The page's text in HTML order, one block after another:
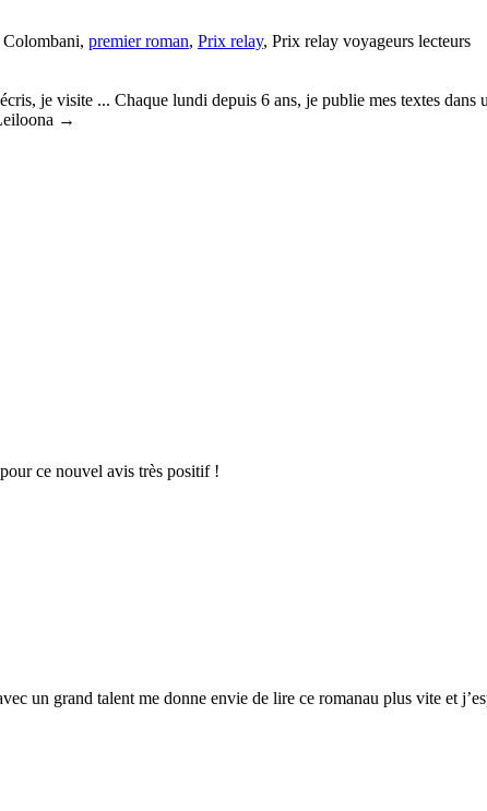
Colombani, premier roman, Prix relay, Prix relay voyageurs lecteurs
je visite ... Chaque lundi depuis 6 ans, je publie mes textes
→
ce nouvel avis très positif !
un grand talent me donne envie de lire ce romanau plus vite et